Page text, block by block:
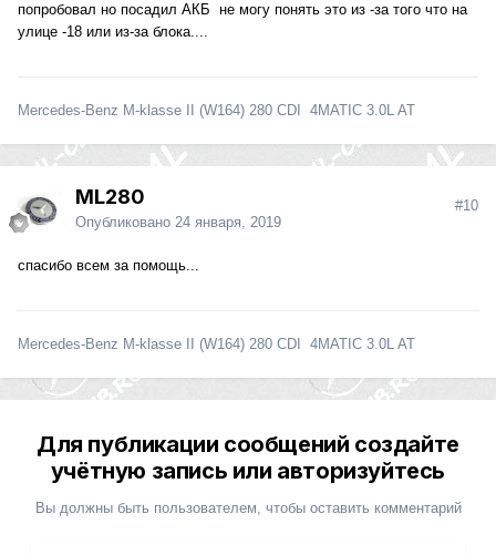
попробовал но посадил АКБ не могу понять это из -за того что на
улице -18 или из-за блока....
Mercedes-Benz M-klasse II (W164) 280 CDI 4MATIC 3.0L AT
ML280
Опубликовано 24 января, 2019
#10
спасибо всем за помощь...
Mercedes-Benz M-klasse II (W164) 280 CDI 4MATIC 3.0L AT
Для публикации сообщений создайте
учётную запись или авторизуйтесь
Вы должны быть пользователем, чтобы оставить комментарий